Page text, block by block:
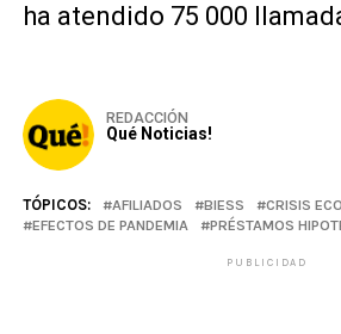
ha atendido 75 000
REDACCIÓN
Qué Noticias!
TÓPICOS: AFILIADOS BIESS
CRISIS
EFECTOS DE PANDEMIA
PRÉSTAMOS
PUBLICIDAD